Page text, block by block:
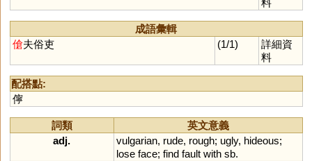
料
成語彙輯
傖夫俗吏 (1/1)
詳細資
料
配搭點:
儜
詞類
英文意義
adj.
vulgarian, rude, rough; ugly, hideous;
lose face; find fault with sb.